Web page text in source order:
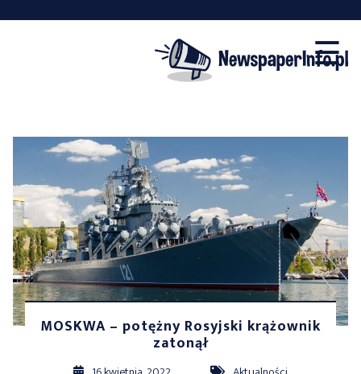
☰
×
MOSKWA – potężny Rosyjski krążownik
zatonął